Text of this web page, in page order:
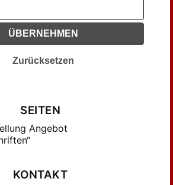
ÜBERNEHMEN
Zurücksetzen
SEITEN
Angebot
KONTAKT